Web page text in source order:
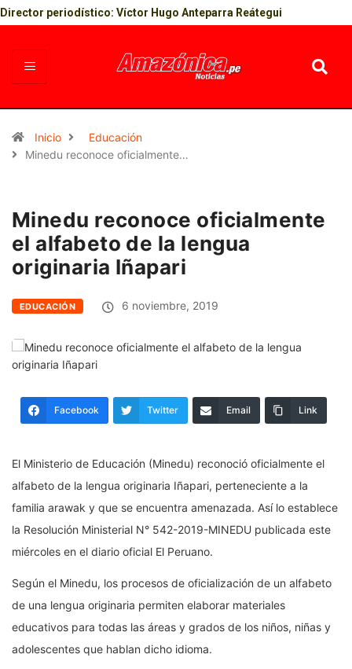
Director periodístico: Víctor Hugo Anteparra Reátegui
Inicio
Educación
Minedu reconoce oficialmente…
Minedu reconoce oficialmente
el alfabeto de la lengua
originaria Iñapari
EDUCACIÓN 6 noviembre, 2019
Facebook Twitter Email Link
El Ministerio de Educación (Minedu) reconoció oficialmente el
alfabeto de la lengua originaria Iñapari, perteneciente a la
familia arawak y que se encuentra amenazada. Así lo establece
la Resolución Ministerial N° 542-2019-MINEDU publicada este
miércoles en el diario oficial El Peruano.
Según el Minedu, los procesos de oficialización de un alfabeto
de una lengua originaria permiten elaborar materiales
educativos para todas las áreas y grados de los niños, niñas y
adolescentes que hablan dicho idioma.